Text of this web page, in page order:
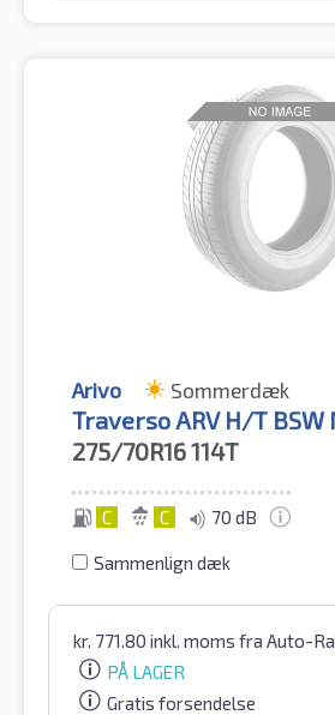
Arivo Sommerdæk
Traverso ARV H/T BSW
275/70R16114T
C C 70 dB
Sammenlign dæk
kr. 771.80 inkl. moms fra Auto-
PÅ LAGER
Gratis forsendelse